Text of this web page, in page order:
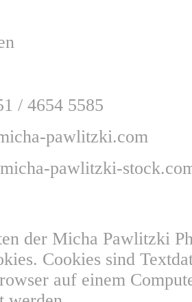
/ 4654 5585
pawlitzki.com
pawlitzki-
der Micha Pawlitzki
Cookies sind
auf einem